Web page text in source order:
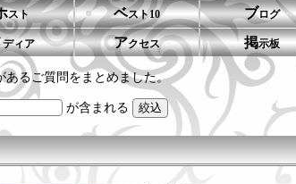
スト ベスト10 ブログ
ディア アクセス 掲示板
あるご質問をまとめました。
が含まれる